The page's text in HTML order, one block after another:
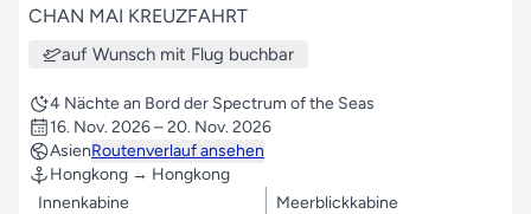
CHAN MAI KREUZFAHRT
auf Wunsch mit Flug buchbar
4 Nächte an Bord der Spectrum of the Seas
16. Nov. 2026 – 20. Nov. 2026
AsienRoutenverlauf ansehen
Hongkong → Hongkong
Innenkabine
Meerblickkabine